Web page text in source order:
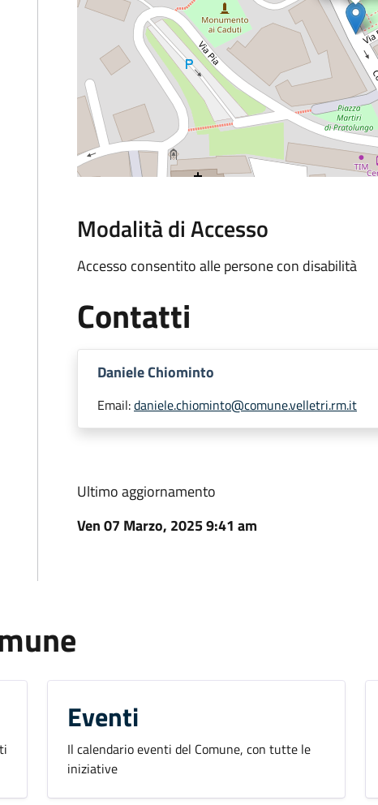
Modalità di Accesso
Accesso consentito alle persone con disabilità
Contatti
Daniele Chiominto
Email:daniele.chiominto@comune.velletri.rm.it
Ultimo aggiornamento
Ven 07 Marzo, 2025 9:41 am
Eventi
Il calendario eventi del Comune, con tutte le
iniziative